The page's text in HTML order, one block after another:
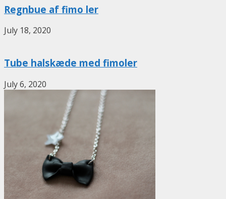
Regnbue af fimo ler
July 18, 2020
Tube halskæde med fimoler
July 6, 2020